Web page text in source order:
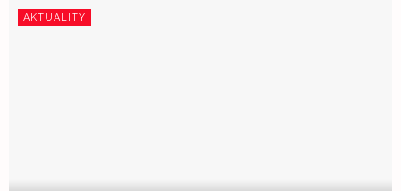
AKTUALITY